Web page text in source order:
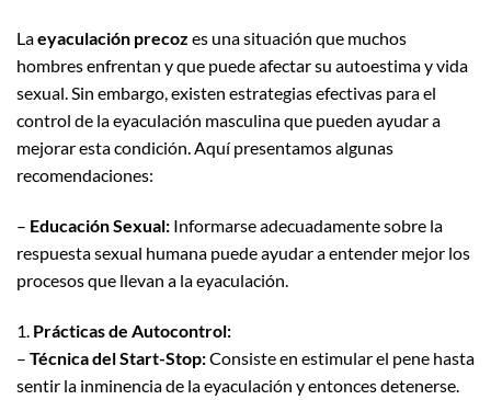
Laeyaculación precoz es una situación que muchos
hombres enfrentan y que puede afectar su autoestima y vida
sexual. Sin embargo, existen estrategias efectivas para el
control de la eyaculación masculina que pueden ayudar a
mejorar esta condición. Aquí presentamos algunas
recomendaciones:
– Educación Sexual: Informarse adecuadamente sobre la
respuesta sexual humana puede ayudar a entender mejor los
procesos que llevan a la eyaculación.
1. Prácticas de Autocontrol:
– Técnica del Start-Stop:Consiste en estimular el pene hasta
sentir la inminencia de la eyaculación y entonces detenerse.